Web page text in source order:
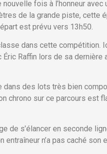
fois à l’honneur avec
de la grande piste, cette
est prévu vers 13h50.
dans cette compétition.
Raffin lors de sa
dans des lots très bien
chrono sur ce parcours est
de s’élancer en seconde
n’a pas caché